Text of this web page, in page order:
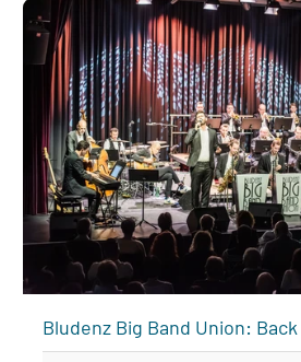
Bludenz Big Band Union: